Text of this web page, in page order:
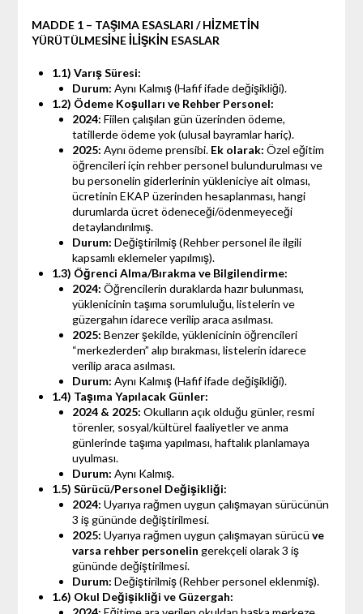
MADDE 1 – TAŞIMA ESASLARI / HİZMETİN
YÜRÜTÜLMESİNE İLİŞKİN ESASLAR
1.1) Varış Süresi:
Durum: Aynı Kalmış (Hafif ifade değişikliği).
1.2) Ödeme Koşulları ve Rehber Personel:
2024: Fiilen çalışılan gün üzerinden ödeme,
tatillerde ödeme yok (ulusal bayramlar hariç).
2025: Aynı ödeme prensibi. Ek olarak: Özel eğitim
öğrencileri için rehber personel bulundurulması ve
bu personelin giderlerinin yükleniciye ait olması,
ücretinin EKAP üzerinden hesaplanması, hangi
durumlarda ücret ödeneceği/ödenmeyeceği
detaylandırılmış.
Durum: Değiştirilmiş (Rehber personel ile ilgili
kapsamlı eklemeler yapılmış).
1.3) Öğrenci Alma/Bırakma ve Bilgilendirme:
2024: Öğrencilerin duraklarda hazır bulunması,
yüklenicinin taşıma sorumluluğu, listelerin ve
güzergahın idarece verilip araca asılması.
2025: Benzer şekilde, yüklenicinin öğrencileri
“merkezlerden” alıp bırakması, listelerin idarece
verilip araca asılması.
Durum: Aynı Kalmış (Hafif ifade değişikliği).
1.4) Taşıma Yapılacak Günler:
2024 & 2025: Okulların açık olduğu günler, resmi
törenler, sosyal/kültürel faaliyetler ve anma
günlerinde taşıma yapılması, haftalık planlamaya
uyulması.
Durum: Aynı Kalmış.
1.5) Sürücü/Personel Değişikliği:
2024: Uyarıya rağmen uygun çalışmayan sürücünün
3 iş gününde değiştirilmesi.
2025: Uyarıya rağmen uygun çalışmayan sürücü ve
varsa rehber personelin gerekçeli olarak 3 iş
gününde değiştirilmesi.
Durum: Değiştirilmiş (Rehber personel eklenmiş).
1.6) Okul Değişikliği ve Güzergah: